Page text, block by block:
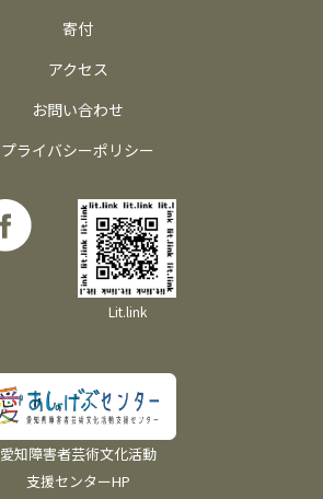
寄付
アクセス
お問い合わせ
プライバシーポリシー
Lit.link
愛知障害者芸術文化活動
支援センターHP